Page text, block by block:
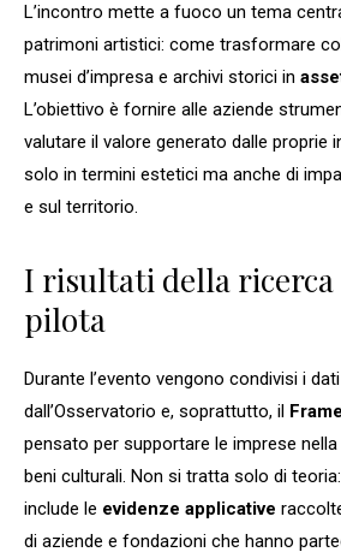
L’incontro mette a fuoco un tema
patrimoni artistici: come trasformare
musei d’impresa e archivi storici in
L’obiettivo è fornire alle aziende
valutare il valore generato dalle proprie
solo in termini estetici ma anche di
e sul territorio.
I risultati della ricerca
pilota
Durante l’evento vengono condivisi i
dall’Osservatorio e, soprattutto, il
pensato per supportare le imprese
beni culturali. Non si tratta solo di
include le evidenze applicative
di aziende e fondazioni che hanno